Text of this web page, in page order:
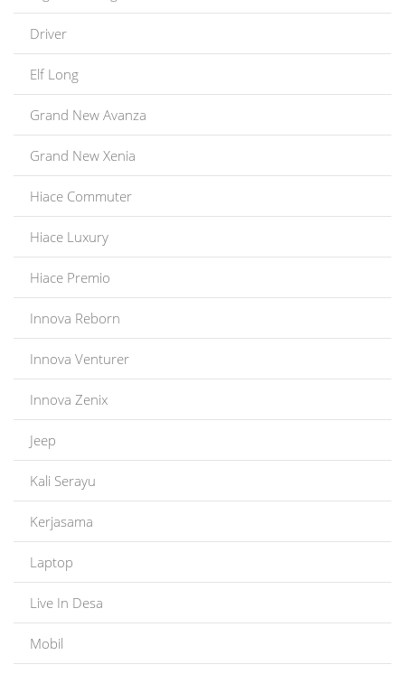
Driver
Elf Long
Grand New Avanza
Grand New Xenia
Hiace Commuter
Hiace Luxury
Hiace Premio
Innova Reborn
Innova Venturer
Innova Zenix
Jeep
Kali Serayu
Kerjasama
Laptop
Live In Desa
Mobil